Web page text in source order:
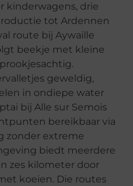
kinderwagens, drie
tot Ardennen
route bij Aywaille
beekje met kleine
geweldig,
in ondiepe water
bij Alle sur Semois
bereikbaar via
zonder extreme
biedt meerdere
zes kilometer door
koeien. Die routes